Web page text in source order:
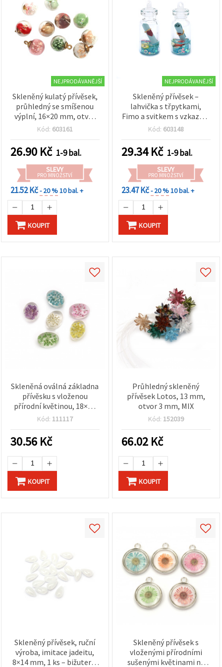
NEJPRODÁVANĚJŠÍ
Skleněný kulatý přívěsek,
průhledný se smíšenou
výplní, 16×20 mm, otvor
1,5 mm – 2 ks
Kód: 603161
26.90 Kč 1-9 bal.
SLEVY
PRO MNOŽSTVÍ
21.52 Kč- 20 %10 bal. +
KOUPIT
NEJPRODÁVANĚJŠÍ
Skleněný přívěsek –
lahvička s třpytkami,
Fimo a svitkem s vzkazem
(16×41 mm, otvor 3 mm),
Kód: 603148
29.34Kč 1-9 bal.
SLEVY
PRO MNOŽSTVÍ
23.47 Kč- 20 %10 bal. +
KOUPIT
Skleněná oválná základna
přívěsku s vloženou
přírodní květinou, 18×13
mm, mix barev (na výrobu
Kód: 111117
30.56 Kč
KOUPIT
Průhledný skleněný
přívěsek Lotos, 13 mm,
otvor 3 mm, MIX
Kód: 152039
66.02 Kč
KOUPIT
Skleněný přívěsek, ruční
výroba, imitace jadeitu,
8×14 mm, 1 ks – bižuterní
Skleněný přívěsek s
vloženými přírodními
sušenými květinami na